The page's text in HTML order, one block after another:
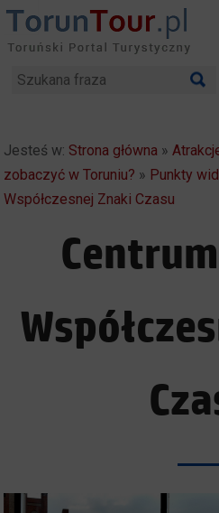
Jesteś w: Strona główna »
zobaczyć w Toruniu? » Punkty
Współczesnej Znaki Czasu